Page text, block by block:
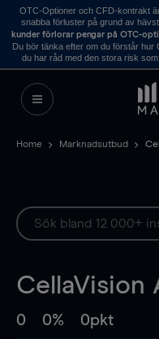
OTC-Optioner och CFD-kontrakt
snabba förluster på grund av
kunder förlorar pengar på OTC-
Du bör tänka efter om du förstår
du har råd med den stora risk
Home Marknadsutbud
CellaVision
0 0% 0pkt